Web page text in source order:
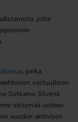
jotta
, jonka
vastuullisen
Sotkamo Silveriä
siirtymää uuteen
vuoden aktiivisen